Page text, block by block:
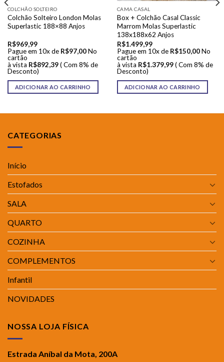
COLCHÃO SOLTEIRO
Colchão Solteiro London Molas
Superlastic 188×88 Anjos
R$969,99
Pague em 10x de R$97,00 No
cartão
à vista R$892,39 ( Com 8% de
Desconto)
ADICIONAR AO CARRINHO
CAMA CASAL
Box + Colchão Casal Classic
Marrom Molas Superlastic
138x188x62 Anjos
R$1.499,99
Pague em 10x de R$150,00 No
cartão
à vista R$1.379,99 ( Com 8% de
Desconto)
ADICIONAR AO CARRINHO
CATEGORIAS
Início
Estofados
SALA
QUARTO
COZINHA
COMPLEMENTOS
Infantil
NOVIDADES
NOSSA LOJA FÍSICA
Estrada Aníbal da Mota, 200A